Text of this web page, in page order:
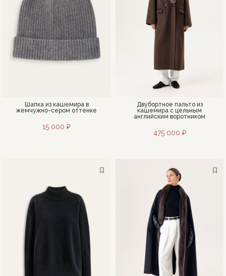
Шапка из кашемира в
жемчужно-сером оттенке
15 000 ₽
Двубортное пальто из
кашемира с цельным
английским воротником
475 000 ₽